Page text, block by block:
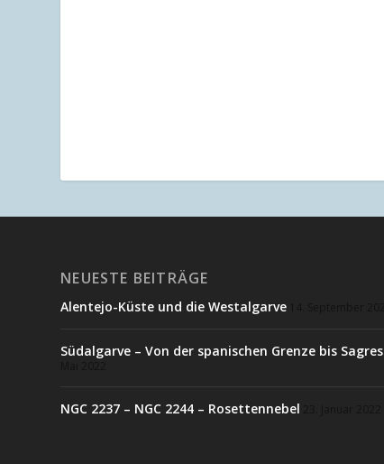
NEUESTE BEITRÄGE
Alentejo-Küste und die Westalgarve
Südalgarve – Von der spanischen Grenze bis Sagres
NGC 2237 – NGC 2244 – Rosettennebel